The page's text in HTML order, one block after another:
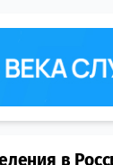
в